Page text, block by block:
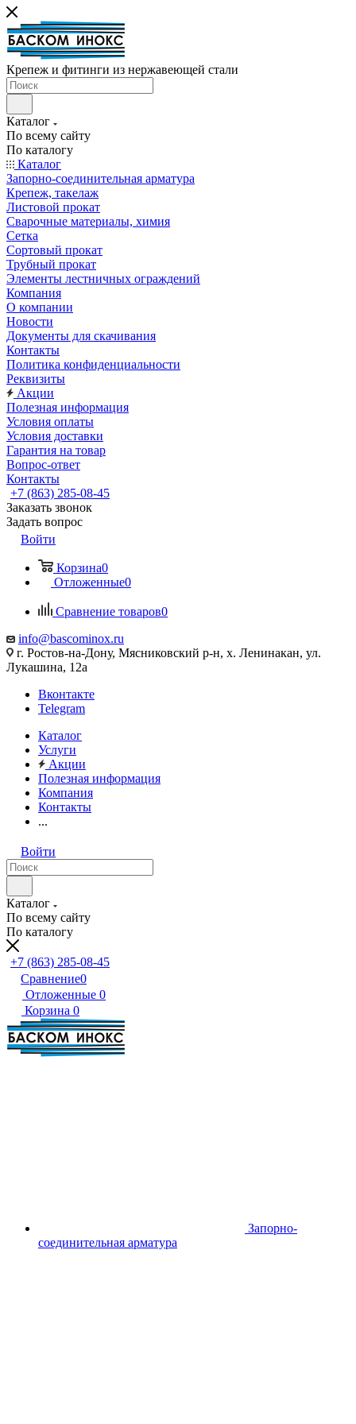
Крепеж и фитинги из нержавеющей стали
Каталог
По всему сайту
По каталогу
Каталог
Запорно-соединительная арматура
Крепеж, такелаж
Листовой прокат
Сварочные материалы, химия
Сетка
Сортовый прокат
Трубный прокат
Элементы лестничных ограждений
Компания
О компании
Новости
Документы для скачивания
Контакты
Политика конфиденциальности
Реквизиты
Акции
Полезная информация
Условия оплаты
Условия доставки
Гарантия на товар
Вопрос-ответ
Контакты
+7 (863) 285-08-45
Заказать звонок
Задать вопрос
Войти
Корзина0
Отложенные0
Сравнение товаров0
info@bascominox.ru
г. Ростов-на-Дону, Мясниковский р-н, х. Ленинакан, ул.
Лукашина, 12а
Вконтакте
Telegram
Каталог
Услуги
Акции
Полезная информация
Компания
Контакты
...
Войти
Каталог
По всему сайту
По каталогу
+7 (863) 285-08-45
Сравнение0
Отложенные 0
Корзина 0
Запорно-
соединительная арматура